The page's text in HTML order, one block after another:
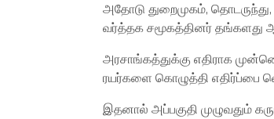
அதோடு துறைமுகம்,
வர்த்தக சமூகத்தினர் தங்களது
அரசாங்கத்துக்கு எதிராக
ரயர்களை கொழுத்தி எதிர்ப்பை
இதனால் அப்பகுதி முழுவதும்